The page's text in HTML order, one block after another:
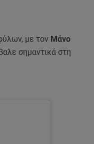
με τον Μάνο
σημαντικά στη